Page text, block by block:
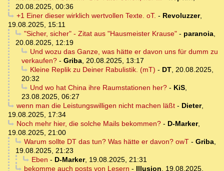
20.08.2025, 00:36
+1 Einer dieser wirklich wertvollen Texte. oT. - Revoluzzer,
19.08.2025, 15:11
"Sicher, sicher" - Zitat aus "Hausmeister Krause"- paranoia,
20.08.2025, 12:19
Und wozu das Ganze, was hätte er davon uns für dumm zu
verkaufen? - Griba, 20.08.2025, 13:17
Kleine Replik zu Deiner Rabulistik. (mT) - DT, 20.08.2025,
20:32
Und wo hat China ihre Raumstationen her?- KiS,
23.08.2025, 06:27
wenn man die Leistungswilligen nicht machen läßt- Dieter,
19.08.2025, 17:34
Noch mehr hier, die solche Mails bekommen?- D-Marker,
19.08.2025, 21:00
Warum sollte DT das tun? Was hätte er davon? owT- Griba,
19.08.2025, 21:23
Eben - D-Marker, 19.08.2025, 21:31
bekomme auch posts von Lesern - Illusion, 19.08.2025,